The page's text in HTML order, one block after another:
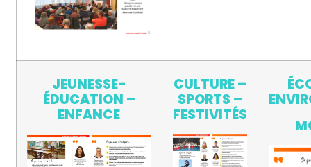
JEUNESSE-
ÉDUCATION –
ENFANCE
CULTURE –
SPORTS –
FESTIVITÉS